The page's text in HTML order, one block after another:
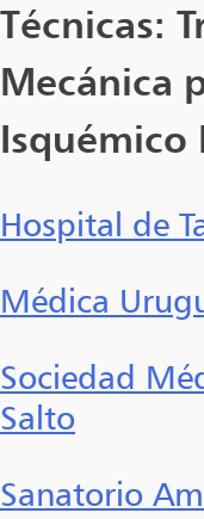
Técnicas:
Mecánica
Isquémico
Hospital de
Médica
Sociedad
Salto
Sanatorio